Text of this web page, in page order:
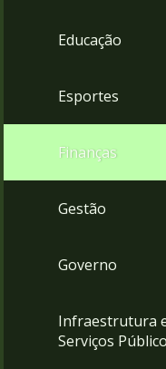
Educação
Esportes
Finanças
Gestão
Governo
Infraestrutura
Serviços